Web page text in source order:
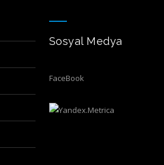
Sosyal Medya
FaceBook